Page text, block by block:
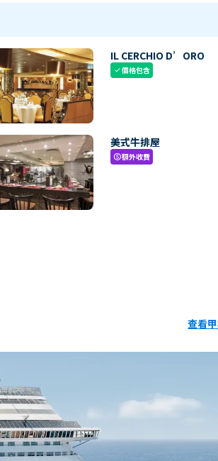
IL CERCHIO D’ORO
check價格包含
美式牛排屋
paid額外收費
查看